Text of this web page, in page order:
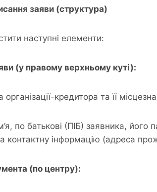
заяви (структура)
наступні елементи:
(у правому верхньому куті):
кредитора та її
по батькові (ПІБ) заявника, його
контактну інформацію (адреса
(по центру):